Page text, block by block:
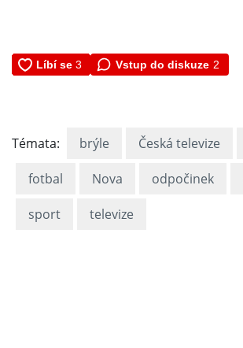
Vstup do diskuze 2
Témata: brýle Česká televize
fotbal Nova odpočinek
sport televize